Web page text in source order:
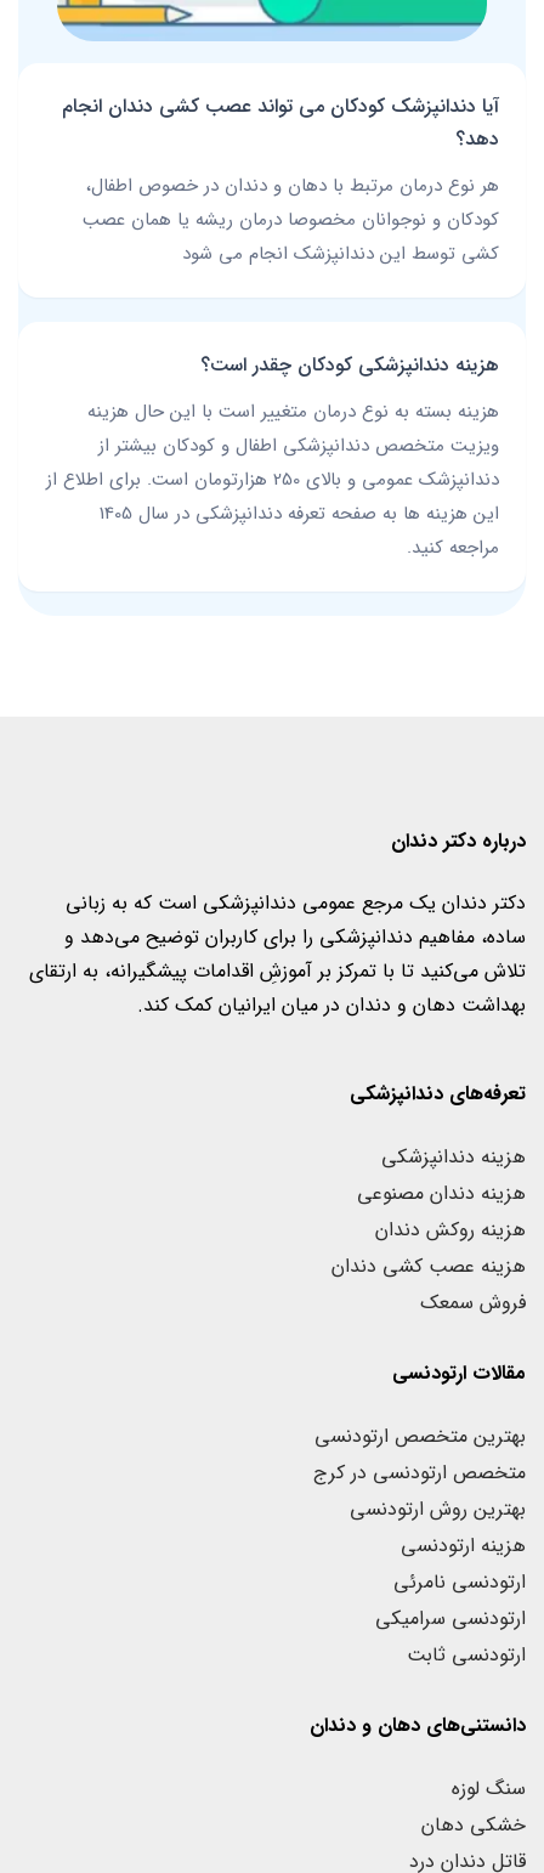
آیا دندانپزشک کودکان می تواند عصب کشی دندان انجام
دهد؟
هر نوع درمان مرتبط با دهان و دندان در خصوص اطفال،
کودکان و نوجوانان مخصوصا درمان ریشه یا همان عصب
کشی توسط این دندانپزشک انجام می شود
هزینه دندانپزشکی کودکان چقدر است؟
هزینه بسته به نوع درمان متغییر است با این حال هزینه
ویزیت متخصص دندانپزشکی اطفال و کودکان بیشتر از
دندانپزشک عمومی و بالای 250 هزارتومان است. برای اطلاع از
این هزینه ها به صفحه تعرفه دندانپزشکی در سال 1405
مراجعه کنید.
درباره دکتر دندان
دکتر دندان یک مرجع عمومی دندانپزشکی است که به زبانی
ساده، مفاهیم دندانپزشکی را برای کاربران‌ توضیح می‌دهد و
تلاش می‌کنید تا با تمرکز بر آموزشِ اقدامات پیشگیرانه، به ارتقای
بهداشت دهان و دندان در میان ایرانیان کمک کند.
تعرفه‌های دندانپزشکی
هزینه دندانپزشکی
هزینه دندان مصنوعی
هزینه روکش دندان
هزینه عصب کشی دندان
فروش سمعک
مقالات ارتودنسی
بهترین متخصص ارتودنسی
متخصص ارتودنسی در کرج
بهترین روش ارتودنسی
هزینه ارتودنسی
ارتودنسی نامرئی
ارتودنسی سرامیکی
ارتودنسی ثابت
دانستنی‌های دهان و دندان
سنگ لوزه
خشکی دهان
قاتل دندان درد